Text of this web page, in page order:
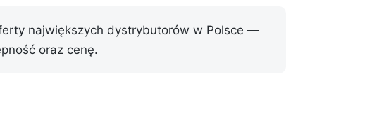
największych dystrybutorów w Polsce —
oraz cenę.